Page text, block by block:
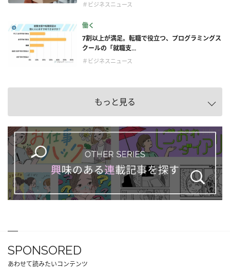
＃ビジネスニュース
働く
7割以上が満足。転職で役立つ、プログラミングス
クールの「就職支...
＃ビジネスニュース
もっと見る
SPONSORED
あわせて読みたいコンテンツ